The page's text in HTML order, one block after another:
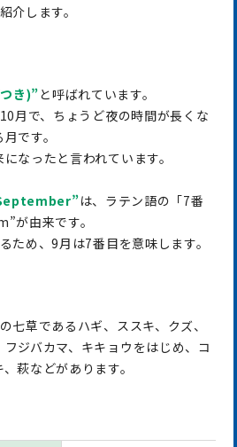
介します。
き)”と呼ばれています。
月で、ちょうど夜の時間が長くな
です。
なったと言われています。
は、ラテン語の「7番
が由来です。
ため、9月は7番目を意味します。
七草であるハギ、ススキ、クズ、
ジバカマ、キキョウをはじめ、コ
萩などがあります。